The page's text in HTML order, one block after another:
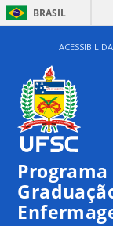
BRASIL
Programa